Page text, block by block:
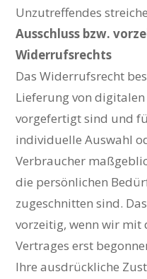
Unzutreffendes
Ausschluss bzw.
Widerrufsrechts
Das Widerrufsrecht
Lieferung von
vorgefertigt sind und
individuelle Auswahl
Verbraucher
die persönlichen
zugeschnitten sind.
vorzeitig, wenn wir mit
Vertrages erst
Ihre ausdrückliche